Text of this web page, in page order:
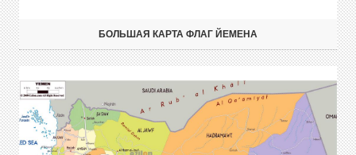
БОЛЬШАЯ КАРТА ФЛАГ ЙЕМЕНА